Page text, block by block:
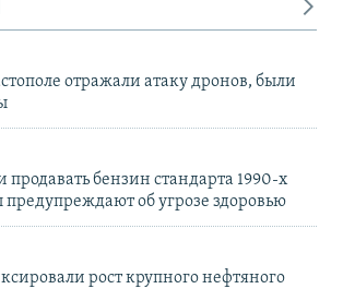
отражали атаку дронов, были
бензин стандарта 1990-х
предупреждают об угрозе здоровью
рост крупного нефтяного